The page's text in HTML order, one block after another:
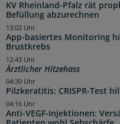
KV Rheinland-Pfalz rät
Befüllung abzurechnen
App-basiertes Monitoring
Brustkrebs
13:02 Uhr
Ärztlicher Hitzehass
12:43 Uhr
Pilzkeratitis: CRISPR-Test
04:30 Uhr
Anti-VEGF-Injektionen:
04:16 Uhr